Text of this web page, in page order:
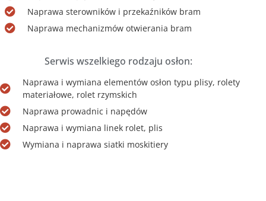
Naprawa sterowników i przekaźników bram
Naprawa mechanizmów otwierania bram
Serwis wszelkiego rodzaju osłon:
Naprawa i wymiana elementów osłon typu plisy, rolety
materiałowe, rolet rzymskich
Naprawa prowadnic i napędów
Naprawa i wymiana linek rolet, plis
Wymiana i naprawa siatki moskitiery